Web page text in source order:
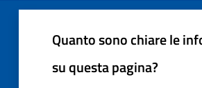
Quanto sono chiare le
su questa pagina?